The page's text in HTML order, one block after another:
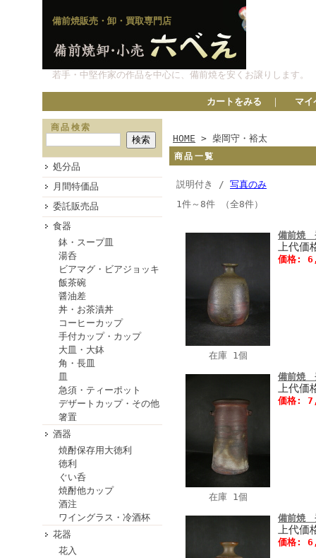
備前焼販売・卸・買取専門店
若手・中堅作家の作品を中心に、備前焼を安くお譲りします。
カートをみる ｜ マイ
商品検索
処分品
月間特価品
委託販売品
食器
鉢・スープ皿
湯呑
ビアマグ・ビアジョッキ
飯茶碗
醤油差
丼・お茶漬丼
コーヒーカップ
手付カップ・カップ
大皿・大鉢
角・長皿
皿
急須・ティーポット
デザートカップ・その他
箸置
酒器
焼酎保存用大徳利
徳利
ぐい呑
焼酎他カップ
酒注
ワイングラス・冷酒杯
花器
花入
HOME > 柴岡守・裕太
商品一覧
説明付き / 写真のみ
1件～8件 （全8件）
在庫 1個
備前焼
上代
価格:
在庫 1個
備前焼
上代
価格:
備前焼
上代
価格: